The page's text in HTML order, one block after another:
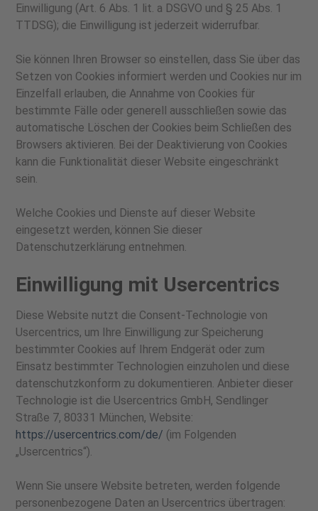
Einwilligung (Art. 6 Abs. 1 lit. a DSGVO und § 25 Abs. 1
TTDSG); die Einwilligung ist jederzeit widerrufbar.
Sie können Ihren Browser so einstellen, dass Sie über das
Setzen von Cookies informiert werden und Cookies nur im
Einzelfall erlauben, die Annahme von Cookies für
bestimmte Fälle oder generell ausschließen sowie das
automatische Löschen der Cookies beim Schließen des
Browsers aktivieren. Bei der Deaktivierung von Cookies
kann die Funktionalität dieser Website eingeschränkt
sein.
Welche Cookies und Dienste auf dieser Website
eingesetzt werden, können Sie dieser
Datenschutzerklärung entnehmen.
Einwilligung mit Usercentrics
Diese Website nutzt die Consent-Technologie von
Usercentrics, um Ihre Einwilligung zur Speicherung
bestimmter Cookies auf Ihrem Endgerät oder zum
Einsatz bestimmter Technologien einzuholen und diese
datenschutzkonform zu dokumentieren. Anbieter dieser
Technologie ist die Usercentrics GmbH, Sendlinger
Straße 7, 80331 München, Website:
https://usercentrics.com/de/ (im Folgenden
„Usercentrics“).
Wenn Sie unsere Website betreten, werden folgende
personenbezogene Daten an Usercentrics übertragen: